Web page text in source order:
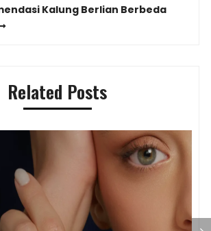
Kalung Berlian Berbeda
Related Posts